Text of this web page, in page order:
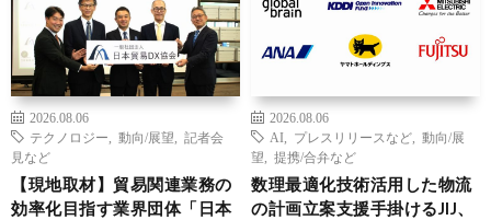
2026.08.06
テクノロジー
動向/展望
記者会
見など
【現地取材】貿易関連業務の
効率化目指す業界団体「日本
2026.08.06
AI
プレスリリースなど
動向/展
望
提携/合弁など
数理最適化技術活用した物流
の計画立案支援手掛けるJIJ、